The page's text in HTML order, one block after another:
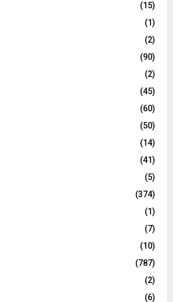
(15)
(1)
(2)
(90)
(2)
(45)
(60)
(50)
(14)
(41)
(5)
(374)
(1)
(7)
(10)
(787)
(2)
(6)